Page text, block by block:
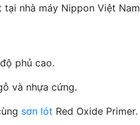
tại nhà máy Nippon Việt
phủ cao.
và nhựa cứng.
sơn lót Red Oxide Primer.